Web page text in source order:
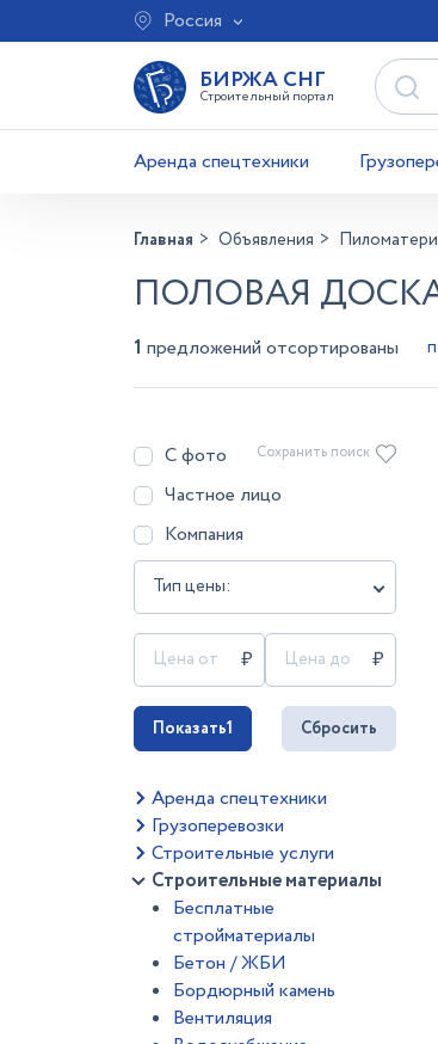
Россия
БИРЖА СНГ
Строительный портал
Аренда спецтехники
Главная Объявления
ПОЛОВАЯ
1 предложений отсортированы
С фото
Частное лицо
Компания
Тип цены:
Сохранить поиск
Показать1 Сбросить
Аренда спецтехники
Грузоперевозки
Строительные услуги
Строительные материалы
Бесплатные
стройматериалы
Бетон / ЖБИ
Бордюрный камень
Вентиляция